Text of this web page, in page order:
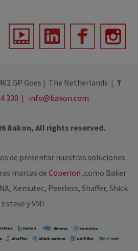
GP Goes | The Netherlands | T
330 | info@bakon.com
Bakon, All rights reserved.
de presentar nuestras soluciones
marcas de Coperion ,como Baker
Kemutec, Peerless, Shaffer, Shick
Esteve y VMI.